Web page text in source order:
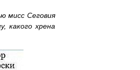
мисс Сеговия
какого хрена